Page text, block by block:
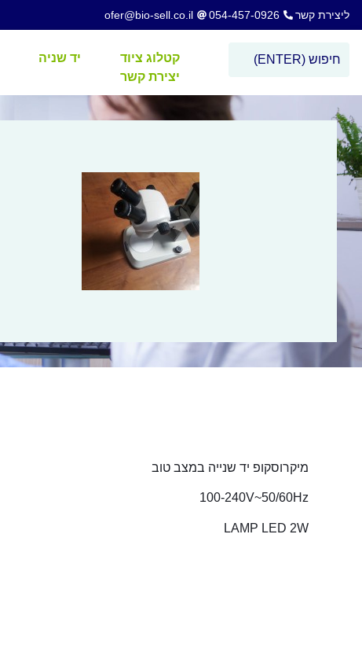
ליצירת קשר 054-457-0926
ofer@bio-sell.co.il
קטלוג ציוד יד שניה
יצירת קשר
מיקרוסקופ יד שנייה במצב טוב
100-240V~50/60Hz
LAMP LED 2W